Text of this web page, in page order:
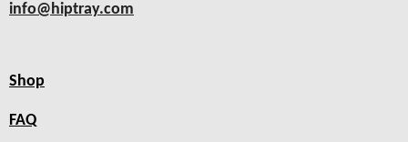
info@hiptray.com
Shop
FAQ